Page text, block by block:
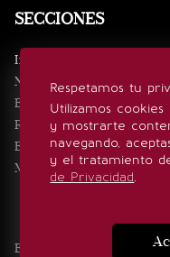
Respetamos tu
Utilizamos
y mostrarte
navegando,
y el tratamiento
de Privacidad.
SECCIONES
Inicio
Noticias
Eventos
Realeza
Estilo de vida
Minuto x Minuto
Edición Impresa Noticias